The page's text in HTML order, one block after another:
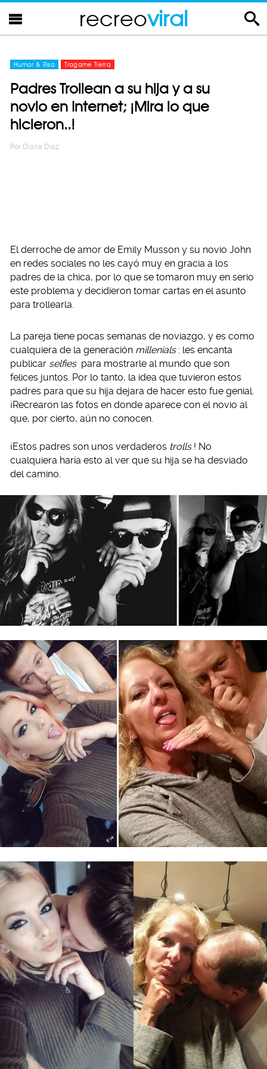
recreoviral
Humor & Risa Tragame Tierra
Padres Trollean a su hija y a su
novio en Internet; ¡Mira lo que
hicieron..!
Por Diana Diaz
El derroche de amor de Emily Musson y su novio John
en redes sociales no les cayó muy en gracia a los
padres de la chica, por lo que se tomaron muy en serio
este problema y decidieron tomar cartas en el asunto
para trollearla.
La pareja tiene pocas semanas de noviazgo, y es como
cualquiera de la generación millenials : les encanta
publicar selfies para mostrarle al mundo que son
felices juntos. Por lo tanto, la idea que tuvieron estos
padres para que su hija dejara de hacer esto fue genial.
¡Recrearon las fotos en donde aparece con el novio al
que, por cierto, aún no conocen.
¡Estos padres son unos verdaderos trolls ! No
cualquiera haría esto al ver que su hija se ha desviado
del camino.